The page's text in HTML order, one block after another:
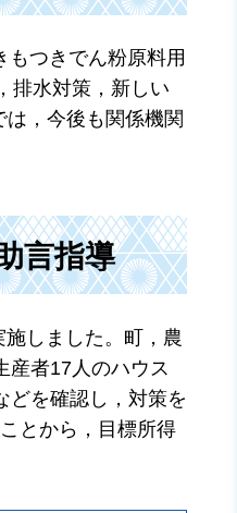
つきでん粉原料用
排水対策，新しい
，今後も関係機関
言指導
しました。町，農
産者17人のハウス
どを確認し，対策を
とから，目標所得